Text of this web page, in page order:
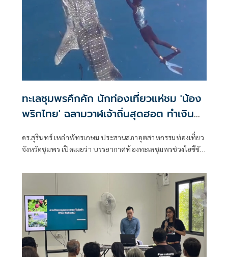
ทะเลชุมพรคึกคัก นักท่องเที่ยวแห่ชม 'น้อง
พริกไทย' ฉลามวาฬเจ้าถิ่นสุดฮอต ทำเงิน
ดร.สุรินทร์ เหล่าพัทรเกษม ประธานสภาอุตสาหกรรมท่องเที่ยว
จังหวัดชุมพร เปิดเผยว่า บรรยากาศท้องทะเลชุมพรช่วงไฮซีซัน
ทะเลดำนำชมปะการัง และชมฉลามวาฬกันจำนวนมาก